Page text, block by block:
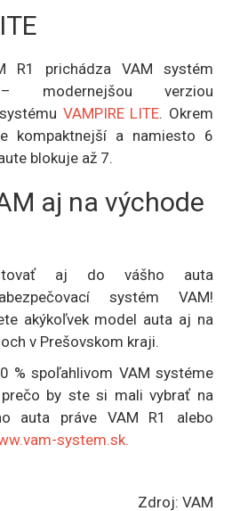
R1 prichádza VAM systém
verziou
VAMPIRE LITE. Okrem
kompaktnejší a namiesto 6
blokuje až 7.
aj na východe
aj do vášho auta
systém VAM!
akýkoľvek model auta aj na
v Prešovskom kraji.
% spoľahlivom VAM systéme
by ste si mali vybrať na
auta práve VAM R1 alebo
system.sk.
Zdroj: VAM